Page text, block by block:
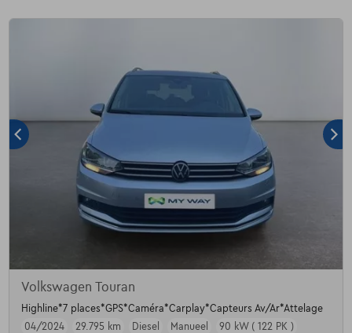
Volkswagen Touran
Highline*7 places*GPS*Caméra*Carplay*Capteurs Av/Ar*Attelage
04/2024
29.795 km Diesel Manueel 90 kW ( 122 PK )